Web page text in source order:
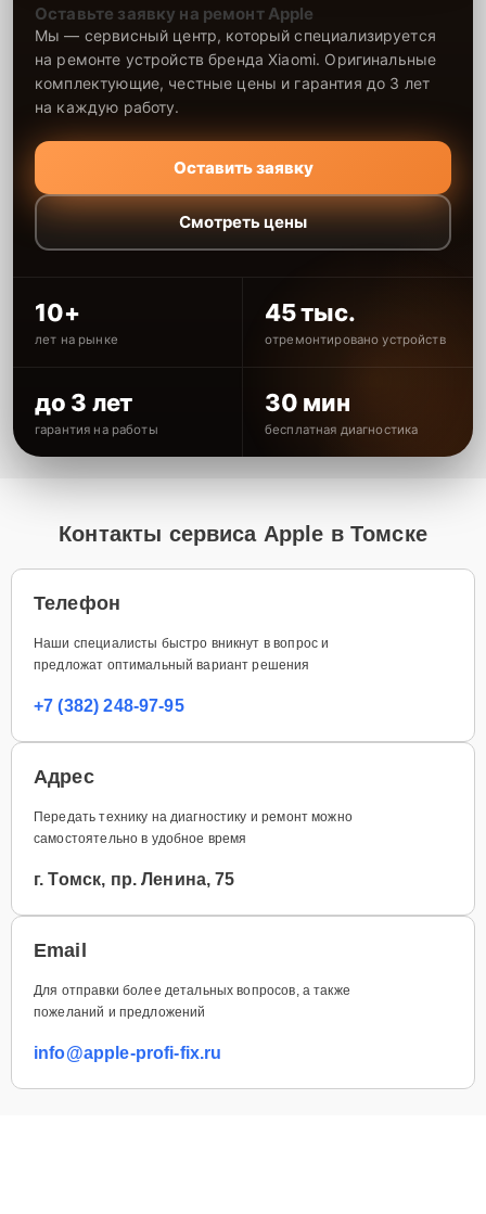
Оставьте заявку на ремонт Apple
Мы — сервисный центр, который специализируется
на ремонте устройств бренда Xiaomi. Оригинальные
комплектующие, честные цены и гарантия до 3 лет
на каждую работу.
Оставить заявку
Смотреть цены
10+
лет на рынке
45 тыс.
отремонтировано устройств
до 3 лет
гарантия на работы
30 мин
бесплатная диагностика
Контакты сервиса Apple в Томске
Телефон
Наши специалисты быстро вникнут в вопрос и
предложат оптимальный вариант решения
+7 (382) 248-97-95
Адрес
Передать технику на диагностику и ремонт можно
самостоятельно в удобное время
г. Томск, пр. Ленина, 75
Email
Для отправки более детальных вопросов, а также
пожеланий и предложений
info@apple-profi-fix.ru